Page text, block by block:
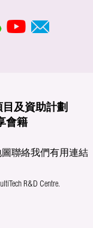
目及資助計劃
會籍
聯絡我們有用連結
R&D Centre.